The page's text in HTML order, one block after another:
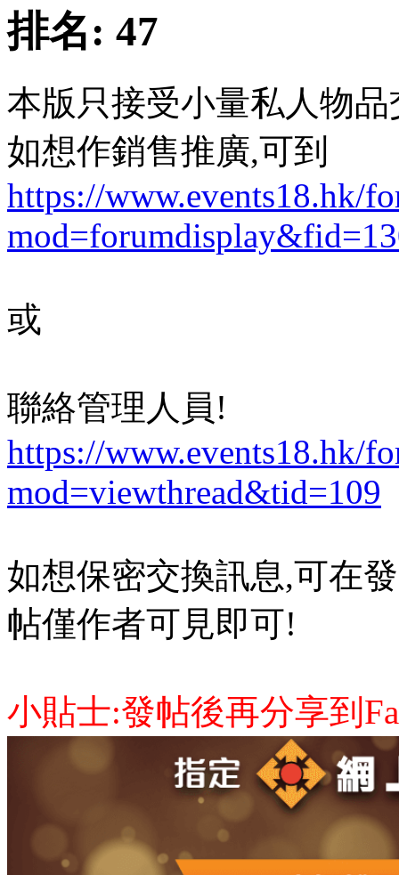
排名: 47
本版只接受小量私人物
如想作銷售推廣,可到
https://www.events18.hk/
或
聯絡管理人員!
https://www.events18.hk/
mod=viewthread&tid=109
如想保密交換訊息,可在
帖僅作者可見即可!
小貼士:發帖後再分享到